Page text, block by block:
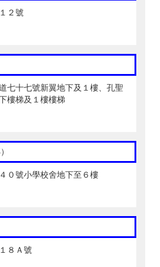
２號
七十七號新翼地下及１樓、孔聖
樓梯及１樓樓梯
０號小學校舍地下至６樓
８Ａ號